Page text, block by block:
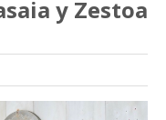
y Zestoa